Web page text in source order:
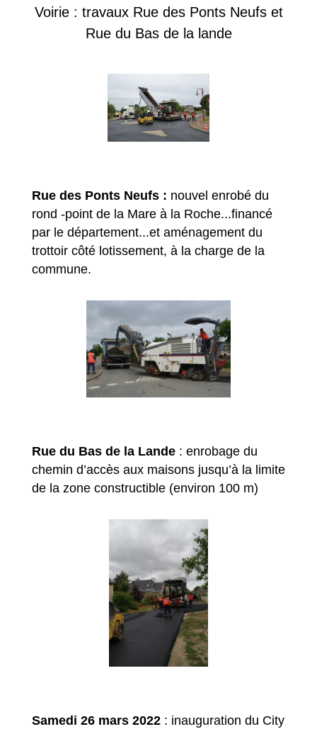
Voirie : travaux Rue des Ponts Neufs et
Rue du Bas de la lande
Rue des Ponts Neufs : nouvel enrobé du
rond -point de la Mare à la Roche...financé
par le département...et aménagement du
trottoir côté lotissement, à la charge de la
commune.
Rue du Bas de la Lande : enrobage du
chemin d’accès aux maisons jusqu’à la limite
de la zone constructible (environ 100 m)
Samedi 26 mars 2022 : inauguration du City